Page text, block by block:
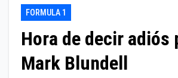
FORMULA 1
Hora de decir adiós
Mark Blundell